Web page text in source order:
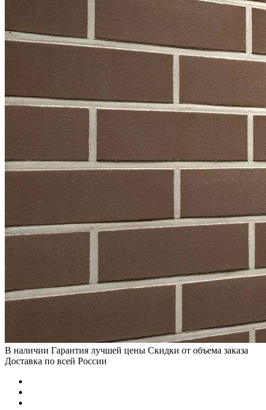
В наличии Гарантия лучшей цены Скидки от объема заказа
Доставка по всей России